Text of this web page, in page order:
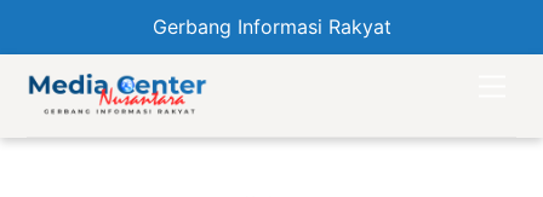
Gerbang Informasi Rakyat
content